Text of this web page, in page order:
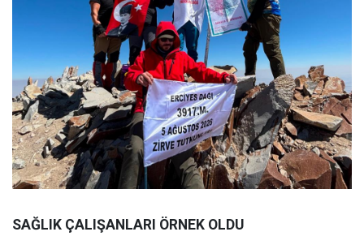
SAĞLIK ÇALIŞANLARI ÖRNEK OLDU